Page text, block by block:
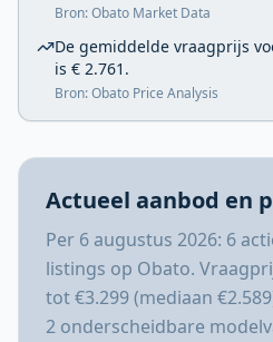
Bron: Obato Market Data
De gemiddelde vraagprijs
is € 2.761.
Bron: Obato Price Analysis
Actueel aanbod en
Per 6 augustus 2026: 6
listings op Obato.
tot €3.299 (mediaan
2 onderscheidbare